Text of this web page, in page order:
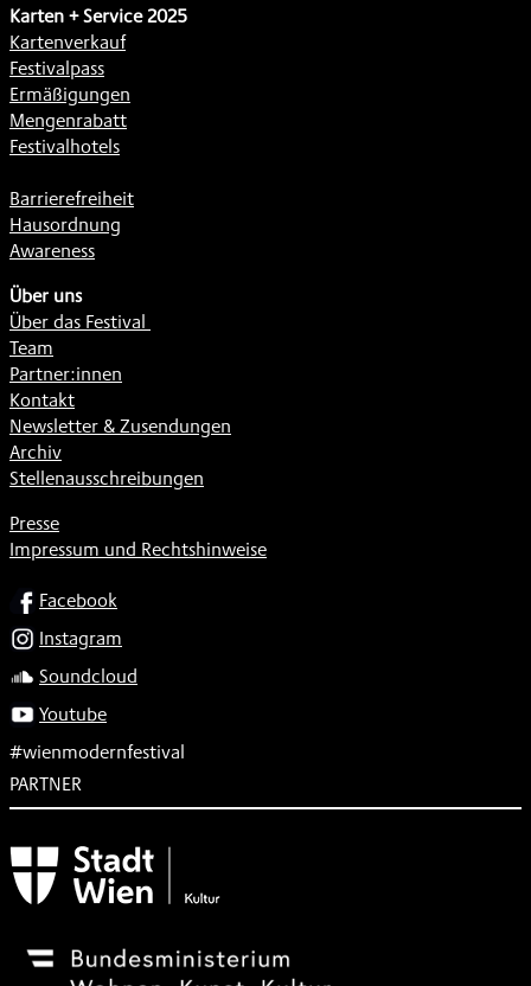
Karten + Service 2025
Kartenverkauf
Festivalpass
Ermäßigungen
Mengenrabatt
Festivalhotels
Barrierefreiheit
Hausordnung
Awareness
Über uns
Über das Festival
Team
Partner:innen
Kontakt
Newsletter & Zusendungen
Archiv
Stellenausschreibungen
Presse
Impressum und Rechtshinweise
SOCIALFacebook
Instagram
Soundcloud
Youtube
#wienmodernfestival
PARTNER
Subventionsgeber